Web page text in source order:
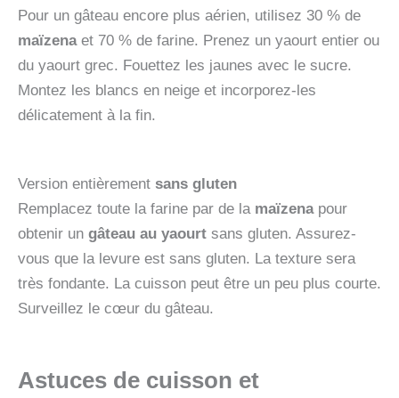
Pour un gâteau encore plus aérien, utilisez 30 % de
maïzenaet 70 % de farine. Prenez un yaourt entier ou
du yaourt grec. Fouettez les jaunes avec le sucre.
Montez les blancs en neige et incorporez-les
délicatement à la fin.
Version entièrement sans gluten
Remplacez toute la farine par de la maïzenapour
obtenir un gâteau au yaourt sans gluten. Assurez-
vous que la levure est sans gluten. La texture sera
très fondante. La cuisson peut être un peu plus courte.
Surveillez le cœur du gâteau.
Astuces de cuisson et